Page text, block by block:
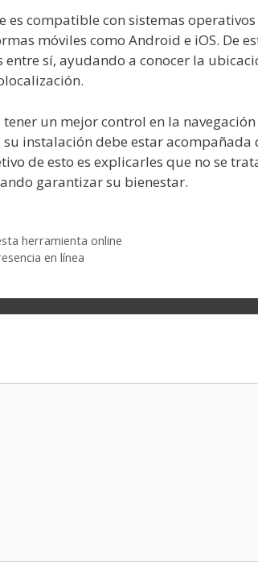
es compatible con sistemas
móviles como Android e iOS. De
sí, ayudando a conocer la
un mejor control en la
instalación debe estar acompañada
de esto es explicarles que no se
garantizar su bienestar.
herramienta online
en línea